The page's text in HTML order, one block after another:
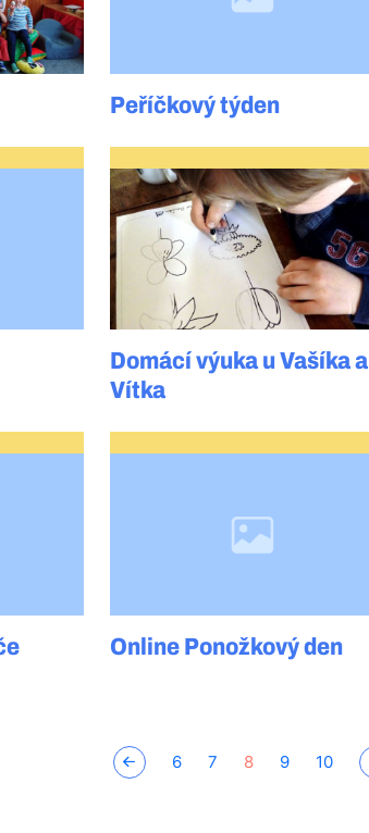
Peříčkový týden
Domácí výuka u Vašíka a
Vítka
Online Ponožkový den
6 7 8 9 10